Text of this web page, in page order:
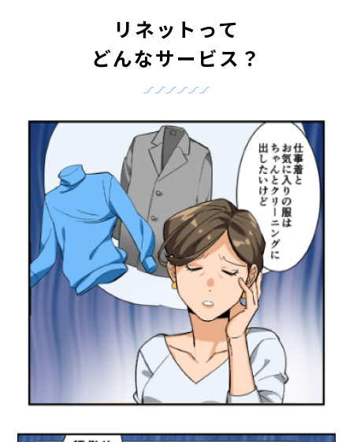
リネットって
どんなサービス？